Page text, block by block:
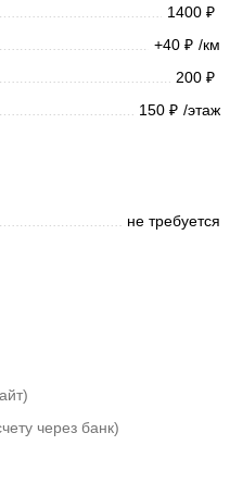
1400 ₽
+40 ₽ /км
200 ₽
150 ₽ /этаж
не требуется
через банк)